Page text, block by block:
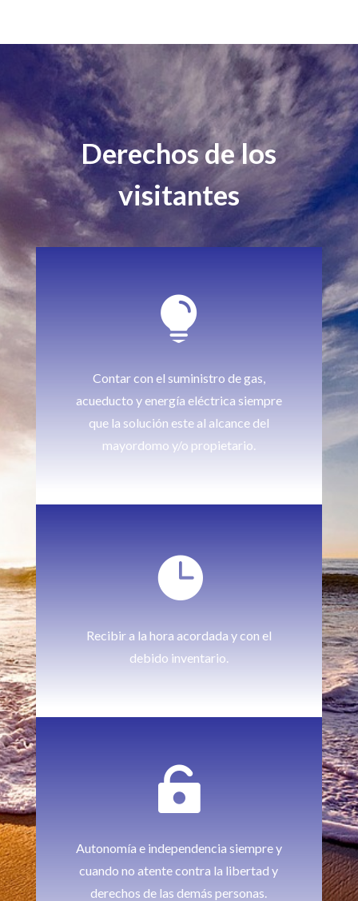
Derechos de los
visitantes

Contar con el suministro de gas,
acueducto y energía eléctrica siempre
que la solución este al alcance del
mayordomo y/o propietario.

Recibir a la hora acordada y con el
debido inventario.

Autonomía e independencia siempre y
cuando no atente contra la libertad y
derechos de las demás personas.